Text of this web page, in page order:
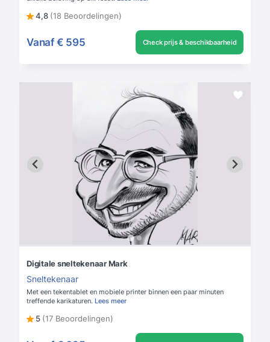
4,8 (18 Beoordelingen)
Vanaf € 595 Check prijs & beschikbaarheid
Digitale sneltekenaar Mark
Sneltekenaar
Met een tekentablet en mobiele printer binnen een paar minuten
treffende karikaturen. Lees meer
5 (17 Beoordelingen)